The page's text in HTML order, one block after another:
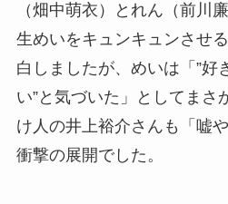
（畑中萌衣）とれん（前川
生めいをキュンキュンさせ
白しましたが、めいは「”好
い”と気づいた」としてまさ
け人の井上裕介さんも「嘘
衝撃の展開でした。